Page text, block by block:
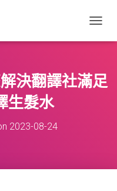
O
L
E
決翻譯社滿足
生髮水
2023-08-24